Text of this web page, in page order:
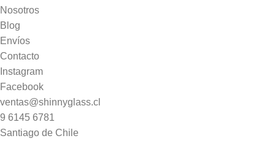
Nosotros
Blog
Envíos
Contacto
Instagram
Facebook
ventas@shinnyglass.cl
9 6145 6781
Santiago de Chile